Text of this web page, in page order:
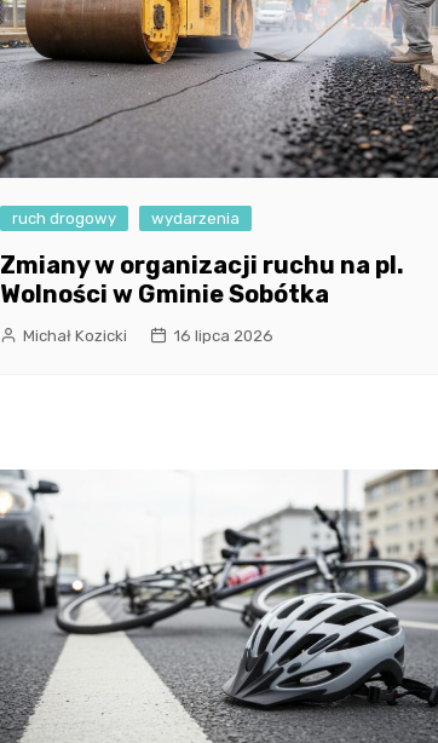
ruch drogowy wydarzenia
Zmiany w organizacji ruchu na pl.
Wolności w Gminie Sobótka
Michał Kozicki 16 lipca 2026